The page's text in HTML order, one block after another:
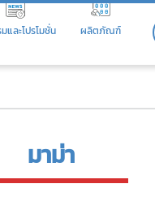
และโปรโมชั่น ผลิตภัณฑ์
มาม่า